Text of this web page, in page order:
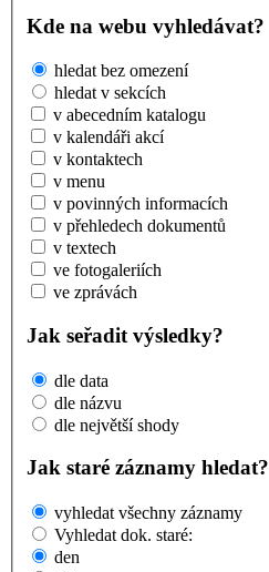
Kde na webu vyhledávat?
hledat bez omezení
hledat v sekcích
v abecedním katalogu
v kalendáři akcí
v kontaktech
v menu
v povinných informacích
v přehledech dokumentů
v textech
ve fotogaleriích
ve zprávách
Jak seřadit výsledky?
dle data
dle názvu
dle největší shody
Jak staré záznamy hledat?
vyhledat všechny záznamy
Vyhledat dok. staré:
den